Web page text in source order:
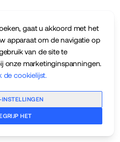
gaat u akkoord met het
apparaat om de navigatie op
van de site te
onze marketinginspanningen.
de cookielijst.
HET